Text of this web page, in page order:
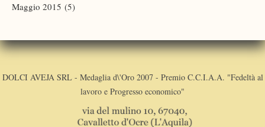
Maggio 2015 (5)
DOLCI AVEJA SRL - Medaglia d\'Oro 2007 - Premio C.C.I.A.A. "Fedeltà al
lavoro e Progresso economico"